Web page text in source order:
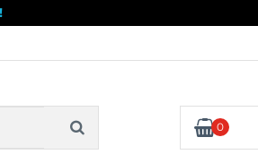
0
BLOG KONTAKT